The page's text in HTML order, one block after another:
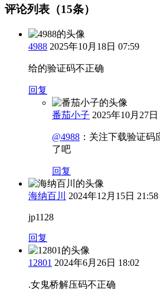
评论列表（15条）
4988 2025年10月18日 07:59
给的验证码不正确
回复
番茄小子 2025年10月27日
@4988 ： 关注下载验证码
了吧
回复
海纳百川 2024年12月15日 21:58
jp1128
回复
12801 2024年6月26日 18:02
.女鬼桥解压码不正确